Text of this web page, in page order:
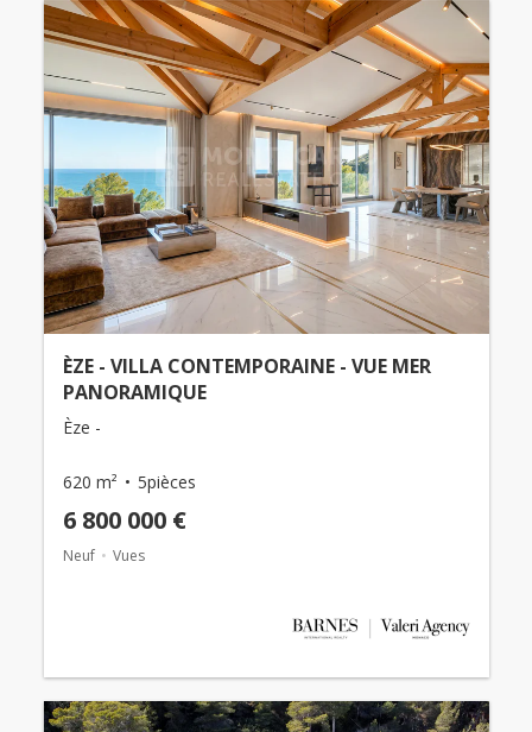
ÈZE - VILLA CONTEMPORAINE - VUE MER
PANORAMIQUE
Èze -
620 m² 5pièces
6 800 000 €
Neuf Vues